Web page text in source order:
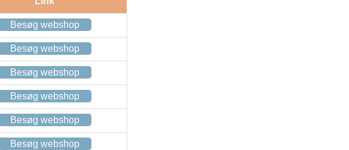
Besøg webshop
Besøg webshop
Besøg webshop
Besøg webshop
Besøg webshop
Besøg webshop